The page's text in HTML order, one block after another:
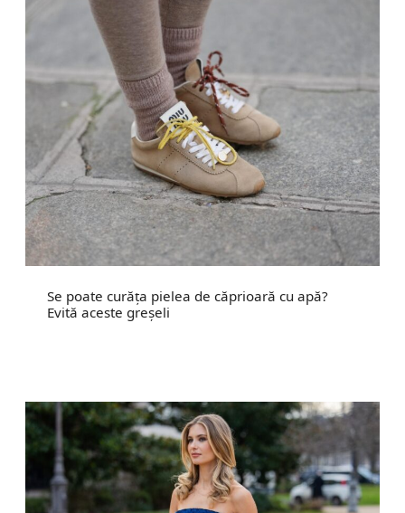
Se poate curăța pielea de căprioară cu apă?
Evită aceste greșeli